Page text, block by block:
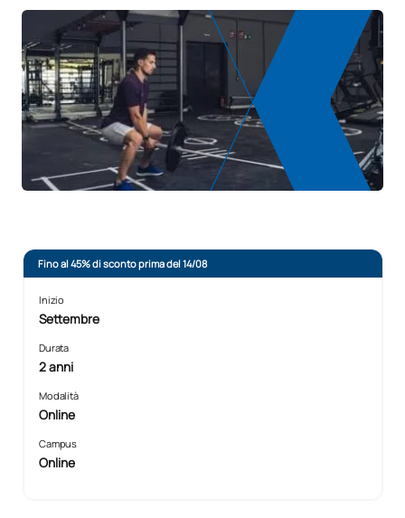
Fino al 45% di sconto prima del 14/08
Inizio
Settembre
Durata
2 anni
Modalità
Online
Campus
Online